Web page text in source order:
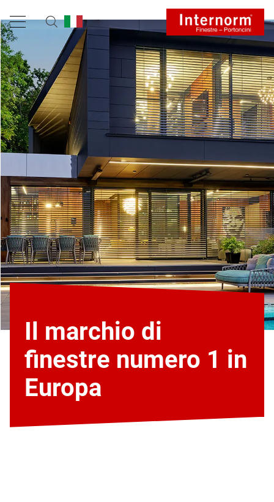
Il marchio di
finestre numero 1 in
Europa